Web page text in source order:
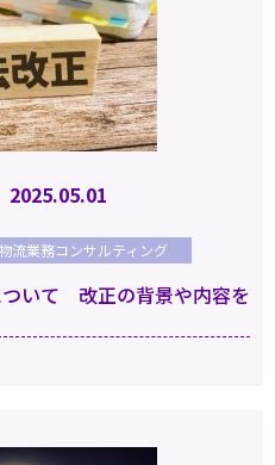
2025.05.01
物流業務コンサルティング
いて 改正の背景や内容を